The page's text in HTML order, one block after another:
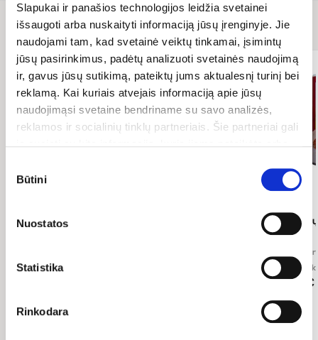
Slapukai ir panašios technologijos leidžia svetainei
išsaugoti arba nuskaityti informaciją jūsų įrenginyje. Jie
naudojami tam, kad svetainė veiktų tinkamai, įsimintų
jūsų pasirinkimus, padėtų analizuoti svetainės naudojimą
ir, gavus jūsų sutikimą, pateiktų jums aktualesnį turinį bei
reklamą. Kai kuriais atvejais informaciją apie jūsų
naudojimąsi svetaine bendriname su savo analizės,
reklamos ir socialinių tinklų partneriais. Šie partneriai gali
pasirinkti, su kuriomis slapukų kategorijomis sutinkate.
Savo sutikimą galite bet kada pakeisti arba atšaukti
atsisakius tam tikrų slapukų dalis svetainės funkcijų gali
pasirinkimas
Būtini
Nuostatos
Statistika
Rinkodara
Receptui reikės
Grikių miltai, ekologiški
6.97 €/kg
Natur
14.45 €/
2,89 €